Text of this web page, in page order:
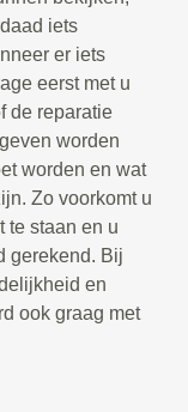
iets
er iets
eerst met u
de reparatie
worden
worden en wat
Zo voorkomt u
te staan en u
gerekend. Bij
en
ook graag met